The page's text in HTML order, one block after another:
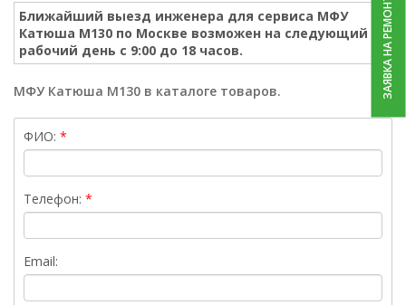
Ближайший выезд инженера для сервиса МФУ
Катюша M130 по Москве возможен на следующий
рабочий день с 9:00 до 18 часов.
МФУ Катюша M130 в каталоге товаров.
ФИО:
Телефон:
Email:
ЗАЯВКА НА РЕМОНТ